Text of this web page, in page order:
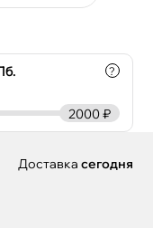
?
2000 ₽
Доставка сегодня